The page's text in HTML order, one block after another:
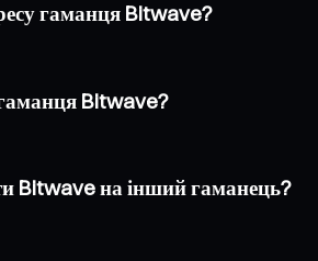
гаманця Bitwave?
Bitwave?
Bitwave на інший гаманець?